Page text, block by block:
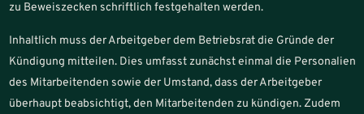
zu Beweiszecken schriftlich festgehalten werden.
Inhaltlich muss der Arbeitgeber dem Betriebsrat die Gründe der
Kündigung mitteilen. Dies umfasst zunächst einmal die Personalien
des Mitarbeitenden sowie der Umstand, dass der Arbeitgeber
überhaupt beabsichtigt, den Mitarbeitenden zu kündigen. Zudem